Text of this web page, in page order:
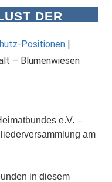
DER
Positionen |
– Blumenwiesen
e.V. –
am
in diesem